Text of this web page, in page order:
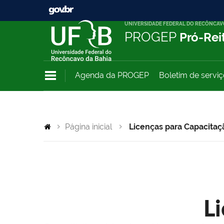
UNIVERSIDADE FEDERAL DO
PROGEP Pró-
Agenda da PROGEP Boletim de
Página inicial Licenças para